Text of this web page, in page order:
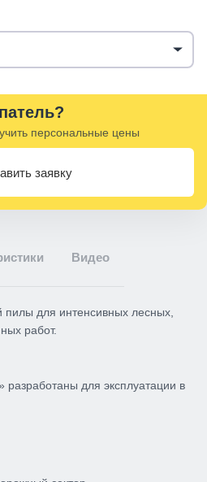
персональные цены
заявку
Видео
для интенсивных лесных,
работ.
для эксплуатации в